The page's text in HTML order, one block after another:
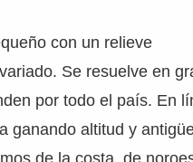
con un relieve
Se resuelve en
por todo el país. En
ganando altitud y
de la costa, de